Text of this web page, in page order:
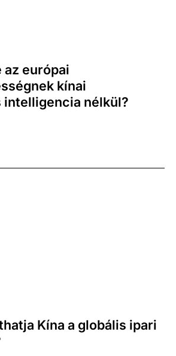
európai
kínai
intelligencia nélkül?
Kína a globális ipari